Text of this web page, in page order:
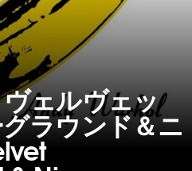
ェルヴェッ
ラウンド＆ニ